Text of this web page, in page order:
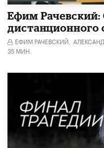
Ефим Рачевский:
дистанционного
ЕФИМ РАЧЕВСКИЙ,
35 МИН.